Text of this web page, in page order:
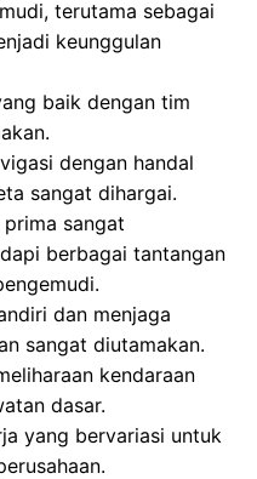
terutama sebagai
keunggulan
baik dengan tim
dengan handal
sangat dihargai.
sangat
berbagai tantangan
dan menjaga
sangat diutamakan.
kendaraan
dasar.
yang bervariasi untuk